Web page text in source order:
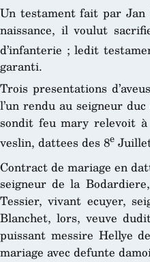
Un testament fait par Jan
naissance, il voulut
d’infanterie ; ledit
garanti.
Trois presentations
l’un rendu au seigneur
sondit feu mary relevoit
veslin, dattees des 8e
Contract de mariage en
seigneur de la
Tessier, vivant ecuyer,
Blanchet, lors, veuve
puissant messire Hellye
mariage avec defunte